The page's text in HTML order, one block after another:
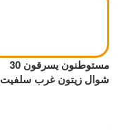
مستوطنون يسرقون 30
شوال زيتون غرب سلفيت